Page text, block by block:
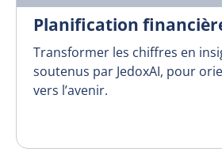
Planification
Transformer les chiffres en
soutenus par JedoxAI, pour
vers l’avenir.